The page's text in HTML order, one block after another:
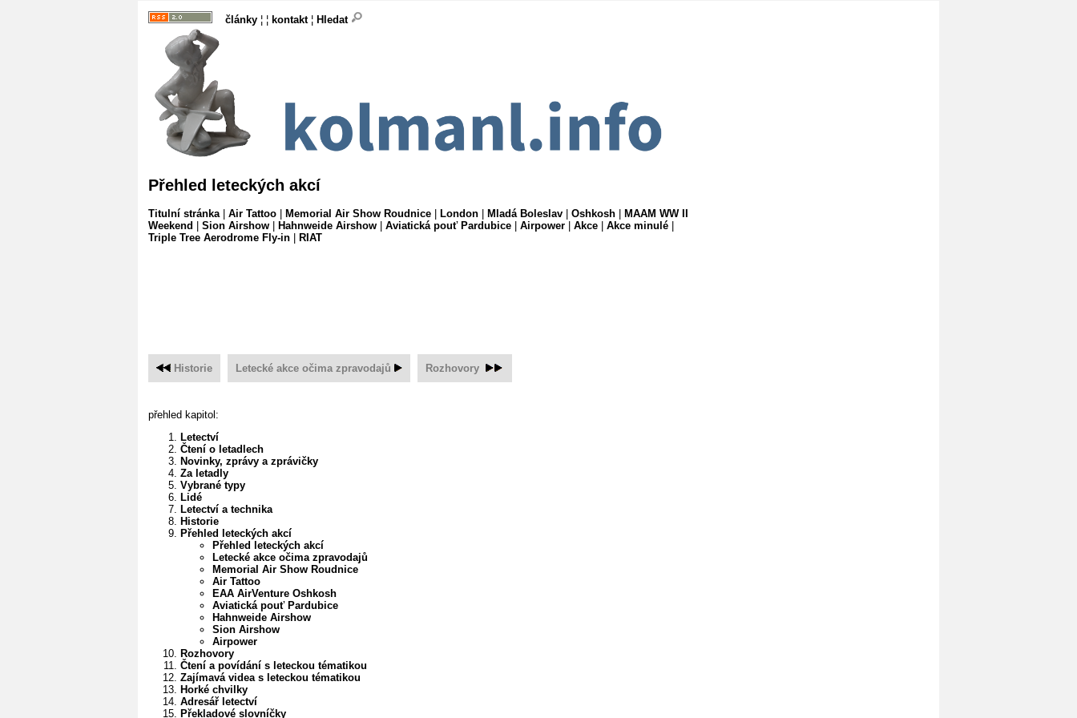
články ¦ ¦ kontakt¦ Hledat
Přehled leteckých akcí
Titulní stránka Air Tattoo Memorial Air Show Roudnice London Mladá Boleslav Oshkosh
MAAM WW II
Weekend
Sion Airshow Hahnweide Airshow Aviatická pouť Pardubice Airpower Akce Akce minulé
Triple Tree Aerodrome Fly-in
RIAT
Historie Letecké akce očima zpravodajů Rozhovory
přehled kapitol:
Letectví
Čtení o letadlech
Novinky, zprávy a zprávičky
Za letadly
Vybrané typy
Lidé
Letectví a technika
Historie
Přehled leteckých akcí
Přehled leteckých akcí
Letecké akce očima zpravodajů
Memorial Air Show Roudnice
Air Tattoo
EAA AirVenture Oshkosh
Aviatická pouť Pardubice
Hahnweide Airshow
Sion Airshow
Airpower
Rozhovory
Čtení a povídání s leteckou tématikou
Zajímavá videa s leteckou tématikou
Horké chvilky
Adresář letectví
Překladové slovníčky